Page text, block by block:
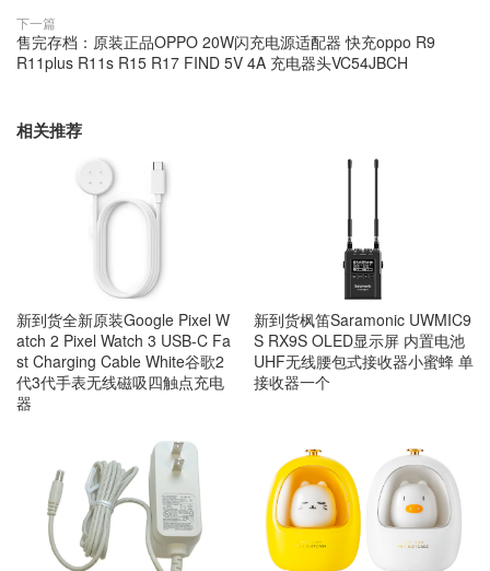
下一篇
售完存档：原装正品OPPO 20W闪充电源适配器 快充oppo R9
R11plus R11s R15 R17 FIND 5V 4A 充电器头VC54JBCH
相关推荐
新到货全新原装Google Pixel W
atch 2 Pixel Watch 3 USB-C Fa
st Charging Cable White谷歌2
代3代手表无线磁吸四触点充电
器
新到货枫笛Saramonic UWMIC9
S RX9S OLED显示屏 内置电池
UHF无线腰包式接收器小蜜蜂 单
接收器一个